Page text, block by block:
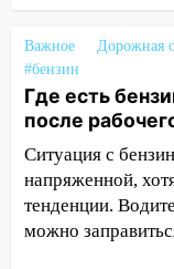
13:00
12:37
велосипеде
12:18
Важное Дорожная
#бензин
Где есть
после
Ситуация с
напряженной,
тенденции.
можно